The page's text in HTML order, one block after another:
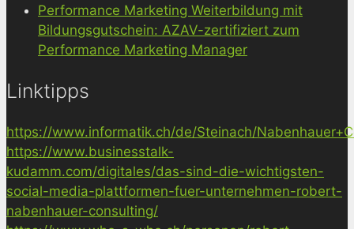
Performance Marketing Weiterbildung mit
Bildungsgutschein: AZAV-zertifiziert zum
Performance Marketing Manager
Linktipps
https://www.informatik.ch/de/Steinach/
https://www.businesstalk-
kudamm.com/digitales/das-sind-die-wichtigsten-
social-media-plattformen-fuer-unternehmen-robert-
nabenhauer-consulting/